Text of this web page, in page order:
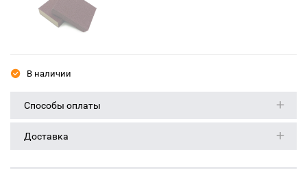
В наличии
Способы оплаты
Доставка